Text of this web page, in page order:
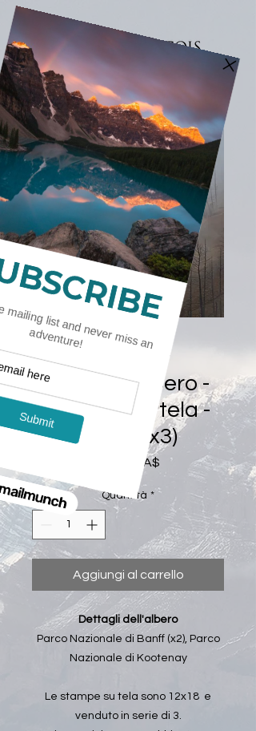
SKU: TREEDETAILS
Dettagli albero -
Stampe su tela -
12x18 (x3)
350,00 CA$Prezzo
Quantità *
Aggiungi al carrello
Dettagli dell'albero
Parco Nazionale di Banff (x2), Parco
Nazionale di Kootenay
Le stampe su tela sono 12x18 e
venduto in serie di 3.